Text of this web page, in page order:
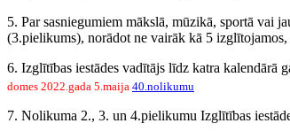
5. Par sasniegumiem mākslā, mūzikā, sportā vai
(3.pielikums), norādot ne vairāk kā 5
6. Izglītības iestādes vadītājs līdz katra
domes 2022.gada 5.maija 40.nolikumu
7. Nolikuma 2., 3. un 4.pielikumu Izglītības